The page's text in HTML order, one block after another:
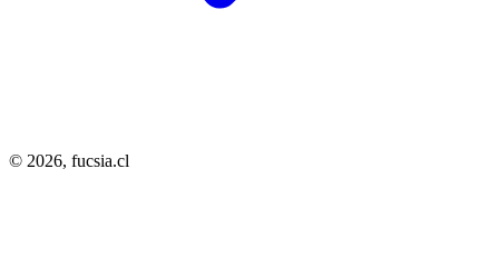
© 2026, fucsia.cl